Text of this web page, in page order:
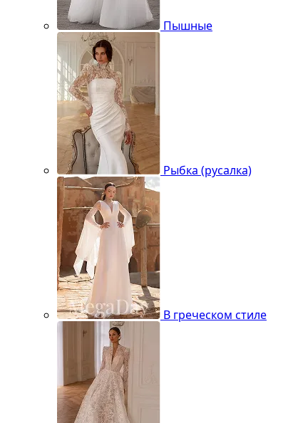
Пышные
Рыбка (русалка)
В греческом стиле